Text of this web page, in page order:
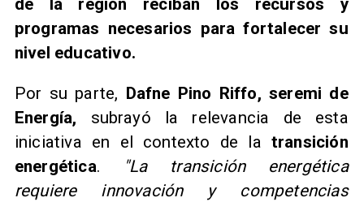
de la región reciban los recursos y
programas necesarios para fortalecer su
nivel educativo.
Por su parte, Dafne Pino Riffo, seremi de
Energía, subrayó la relevancia de esta
iniciativa en el contexto de la transición
energética. "La transición energética
requiere innovación y competencias